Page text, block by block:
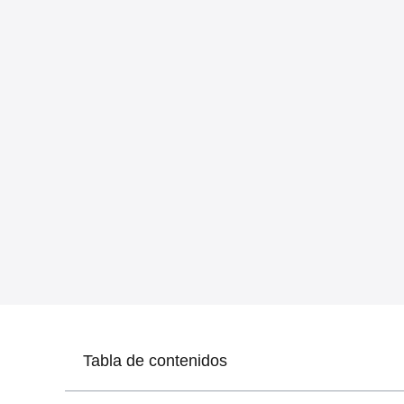
Tabla de contenidos